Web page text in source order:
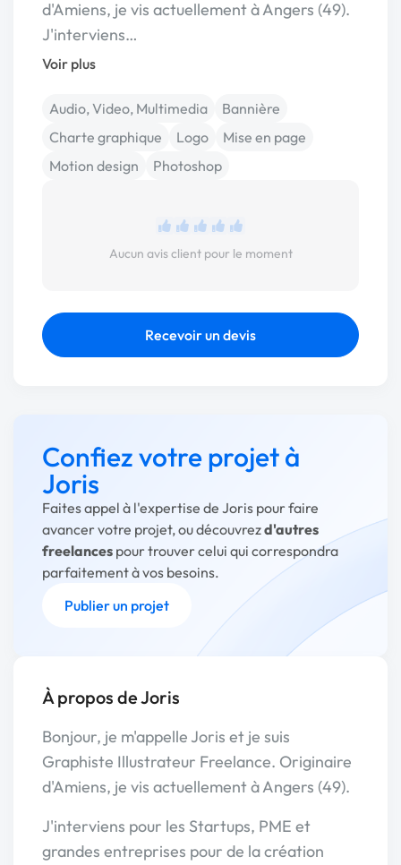
d'Amiens, je vis actuellement à Angers (49).
J'interviens…
Voir plus
Audio, Video, Multimedia
Bannière
Charte graphique
Logo
Mise en page
Motion design
Photoshop
Aucun avis client pour le moment
Recevoir un devis
Confiez votre projet à
Joris
Faites appel à l'expertise de Joris pour faire
avancer votre projet, ou découvrezd'autres
freelances pour trouver celui qui correspondra
parfaitement à vos besoins.
Publier un projet
À propos de Joris
Bonjour, je m'appelle Joris et je suis
Graphiste Illustrateur Freelance. Originaire
d'Amiens, je vis actuellement à Angers (49).
J'interviens pour les Startups, PME et
grandes entreprises pour de la création